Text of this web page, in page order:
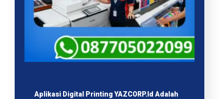
Aplikasi Digital Printing YAZCORP.id Adalah